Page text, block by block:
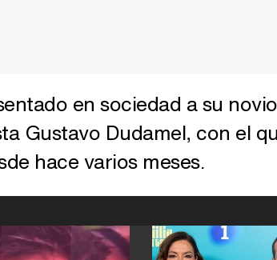
en sociedad a su
Gustavo Dudamel, con el
hace varios meses.